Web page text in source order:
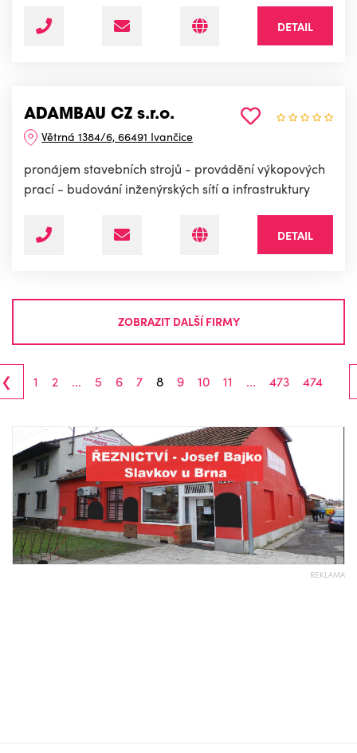
DETAIL
ADAMBAU CZ s.r.o.
Větrná 1384/6, 66491 Ivančice
pronájem stavebních strojů - provádění výkopových
prací - budování inženýrských sítí a infrastruktury
DETAIL
ZOBRAZIT DALŠÍ FIRMY
‹ 1 2 ... 5 6 7 8 9 10 11 ... 473 474
REKLAMA